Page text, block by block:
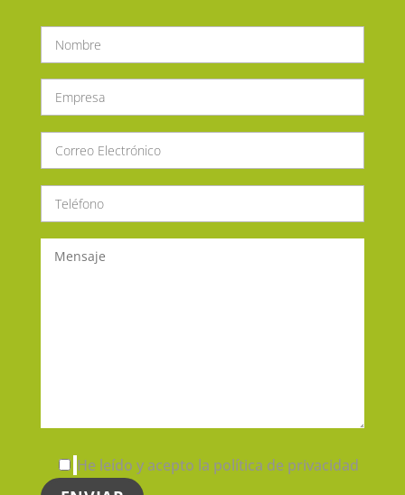
He leído y acepto la política de privacidad